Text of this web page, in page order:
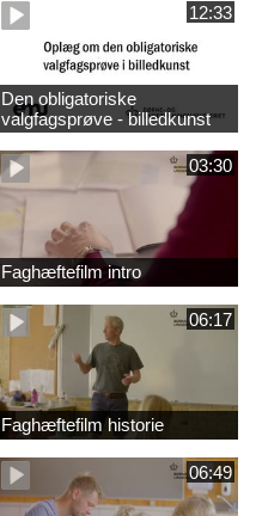
12:33
Den obligatoriske
valgfagsprøve - billedkunst
03:30
Faghæftefilm intro
06:17
Faghæftefilm historie
06:49